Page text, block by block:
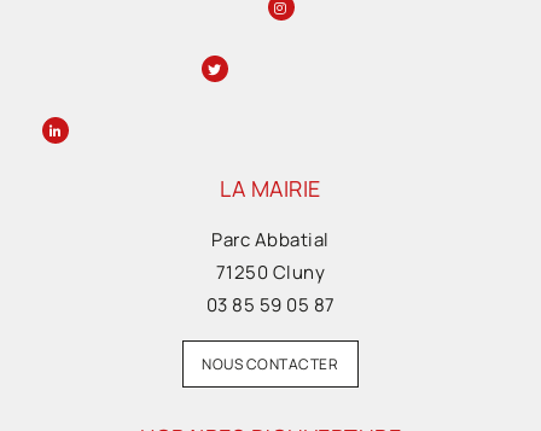
LA MAIRIE
Parc Abbatial
71250 Cluny
03 85 59 05 87
NOUS CONTACTER